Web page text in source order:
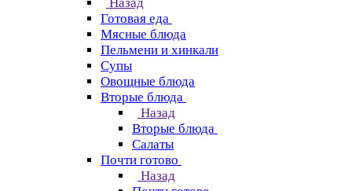
Готовая еда
Мясные блюда
Пельмени и хинкали
Супы
Овощные блюда
Вторые блюда
Назад
Вторые блюда
Салаты
Почти готово
Назад